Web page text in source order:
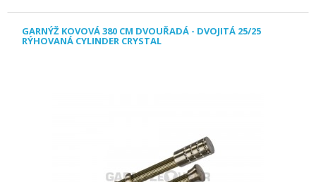
GARNÝŽ KOVOVÁ 380 CM DVOUŘADÁ - DVOJITÁ 25/25
RÝHOVANÁ CYLINDER CRYSTAL